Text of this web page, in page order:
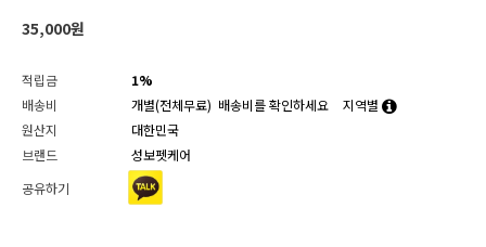
35,000원
적립금
1%
배송비
개별(전체무료) 배송비를 확인하세요
지역별
원산지
대한민국
브랜드
성보펫케어
공유하기